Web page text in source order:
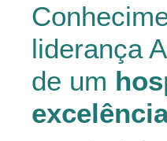
liderança
de um